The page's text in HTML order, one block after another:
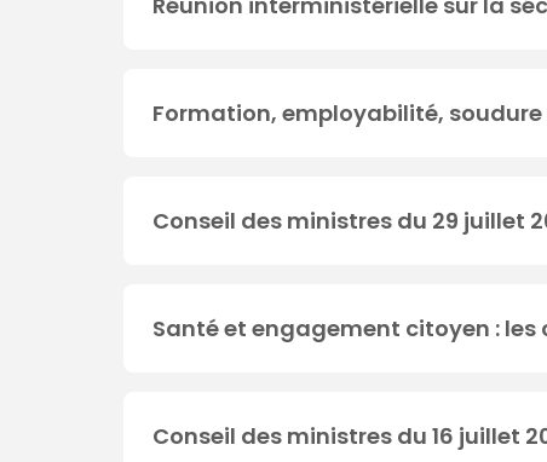
Formation, employabilité, soudure
Conseil des ministres du 29 juillet
Santé et engagement citoyen :
Conseil des ministres du 16 juillet